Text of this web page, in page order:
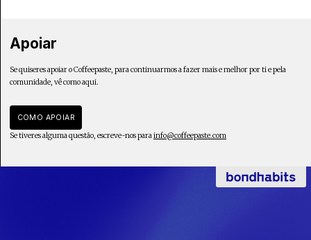
Apoiar
Se quiseres apoiar o Coffeepaste, para continuarmos a fazer mais e melhor por ti e pela
comunidade, vê como aqui.
COMO APOIAR
Se tiveres alguma questão, escreve-nos parainfo@coffeepaste.com